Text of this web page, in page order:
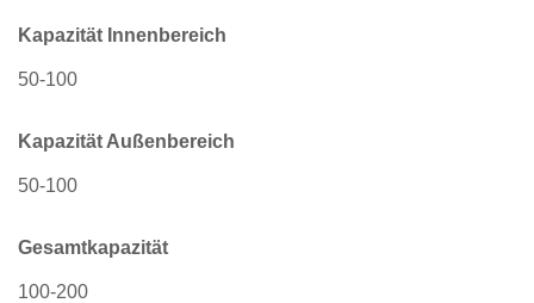
Kapazität Innenbereich
50-100
Kapazität Außenbereich
50-100
Gesamtkapazität
100-200